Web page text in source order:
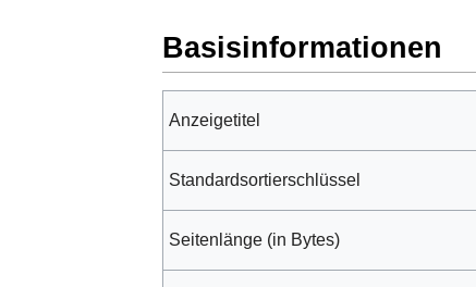
Basisinformationen
Anzeigetitel
Standardsortierschlüssel
Seitenlänge (in Bytes)